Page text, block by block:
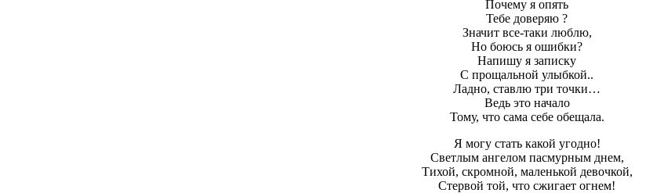
Почему я опять
Тебе доверяю ?
Значит все-таки люблю,
Но боюсь я ошибки?
Напишу я записку
С прощальной улыбкой..
Ладно, ставлю три точки…
Ведь это начало
Тому, что сама себе обещала.
Я могу стать какой угодно!
Светлым ангелом пасмурным днем,
Тихой, скромной, маленькой девочкой,
Стервой той, что сжигает огнем!